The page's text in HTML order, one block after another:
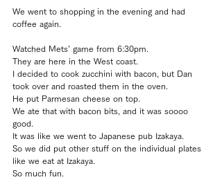
We went to shopping in the evening and had
coffee again.
Watched Mets’ game from 6:30pm.
They are here in the West coast.
I decided to cook zucchini with bacon, but Dan
took over and roasted them in the oven.
He put Parmesan cheese on top.
We ate that with bacon bits, and it was soooo
good.
It was like we went to Japanese pub Izakaya.
So we did put other stuff on the individual plates
like we eat at Izakaya.
So much fun.